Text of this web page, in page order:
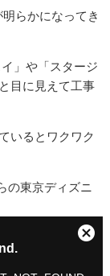
らかになってき
」や「スタージ
目に見えて工事
いるとワクワク
の東京ディズニ